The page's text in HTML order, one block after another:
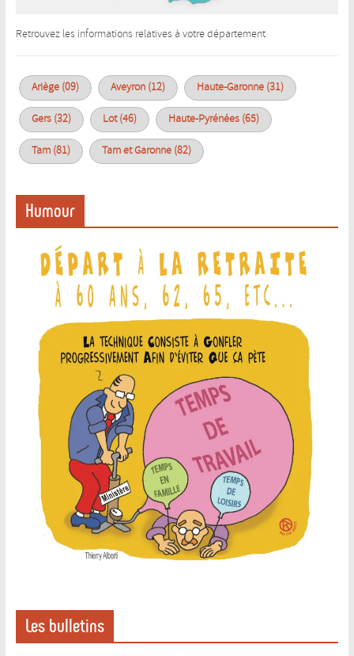
Retrouvez les informations relatives à votre département
Ariège (09) Aveyron (12) Haute-Garonne (31)
Gers (32) Lot (46) Haute-Pyrénées (65)
Tarn (81) Tarn et Garonne (82)
Humour
Les bulletins